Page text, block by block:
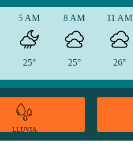
5 AM
25°
8 AM
25°
11 AM
26°
LLUVIA